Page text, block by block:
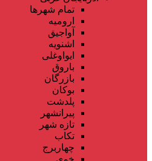
تمام شهر‌ها
ارومیه
آواجیق
اشنویه
ایواوغلی
باروق
بازرگان
بوکان
پلدشت
پیرانشهر
تازه شهر
تکاب
چهاربرج
خوی